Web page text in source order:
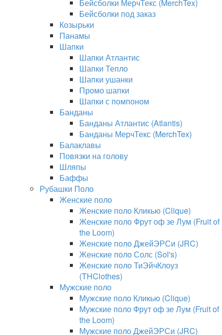
Бейсболки МерчТекс (MerchTex)
Бейсболки под заказ
Козырьки
Панамы
Шапки
Шапки Атлантис
Шапки Тепло
Шапки ушанки
Промо шапки
Шапки с помпоном
Банданы
Банданы Атлантис (Atlantis)
Банданы МерчТекс (MerchTex)
Балаклавы
Повязки на голову
Шляпы
Баффы
Рубашки Поло
Женские поло
Женские поло Кликью (Clique)
Женские поло Фрут оф зе Лум (Fruit of
the Loom)
Женские поло ДжейЭРСи (JRC)
Женские поло Солс (Sol's)
Женские поло ТиЭйчКлоуз
(THClothes)
Мужские поло
Мужские поло Кликью (Clique)
Мужские поло Фрут оф зе Лум (Fruit of
the Loom)
Мужские поло ДжейЭРСи (JRC)